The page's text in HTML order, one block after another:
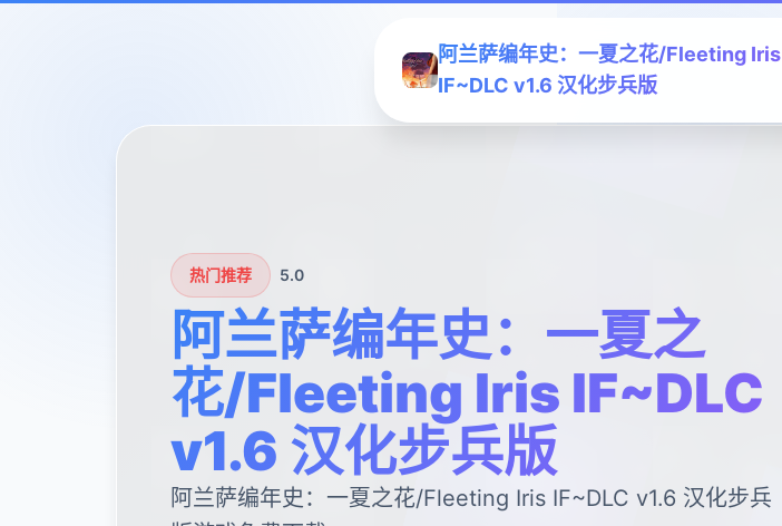
阿兰萨编年史：一夏之花/Fleeting Iris
IF~DLC v1.6 汉化步兵版
热门推荐 5.0
阿兰萨编年史：一夏之
花/Fleeting Iris IF~DLC
v1.6 汉化步兵版
阿兰萨编年史：一夏之花/Fleeting Iris IF~DLC v1.6 汉化步兵